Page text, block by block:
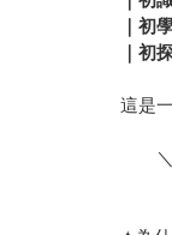
｜初
｜初
這是
＼